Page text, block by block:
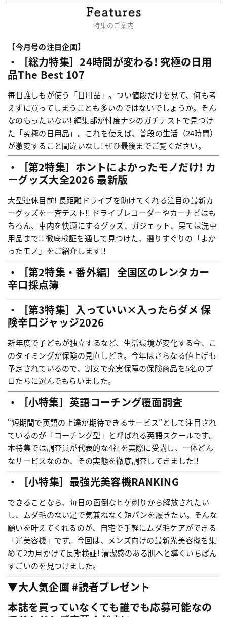
特集のご案内
【今月号の注目企画】
・［総力特集］24時間が変わる! 究極の日用
品The Best 107
毎日誰しもが使う「日用品」。つい値段だけを見て、何も考
えずに買ってしまうことも多いのではないでしょうか。そん
なのもったいない! 編集部が忖度ナシのガチテストで見つけ
た「究極の日用品」。これを使えば、普段の生活（24時間）
が激変すること間違いなし! ぜひ最後までご覧ください。
・［第2特集］ホントによかったモノだけ! カ
ーグッズ大全2026 最新版
大型連休目前! 長距離ドライブを助けてくれる注目の最新カ
ーグッズを一斉テスト!! ドライブレコーダーやカーナビはも
ちろん、車内を快適にするグッズ、ガジェット、果ては洗車
用品まで!! 徹底検証を通して見つけた、選りすぐりの「よか
ったモノ」をご紹介します!!
・［第2特集・番外編］全国区のレンタカー
辛口採点簿
・［第3特集］入っていい×入ったらダメ 保
険辛口ジャッジ2026
新年度で子どもが独立するなど、生活環境が変化する今、こ
のタイミングが保険の見直しどき。今年はさらなる値上げも
予定されているので、割安で充実保障の保険商品を5名のプ
ロたちに選んでもらいました。
・［小特集］英語コーチング覆面調査
“短期間で英語の上達が期待できるサービス”として注目され
ているのが「コーチング型」と呼ばれる英語スクールです。
本特集では調査員が代表的な4社を実際に受講し、一体どん
なサービスなのか、その実態を徹底調査してきました!!
・［小特集］最強光美容機RANKING
できることなら、毎日の面倒なヒゲ剃りから解放されたい
し、ムダ毛のない足で気兼ねなく短パンを履きたい。そんな
願いを叶えてくれるのが、自宅で手軽にムダ毛ケアができる
「光美容機」です。今回は、メンズ向けの最新光美容機を集
めて2カ月かけて長期検証! 清潔感のある肌へと導くいちばん
すごいのを見つけました。
▼大人気企画 #読者プレゼント
本誌を買っていなくても誰でも応募可能なの